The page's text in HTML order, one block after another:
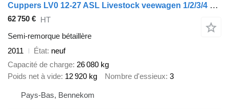
Cuppers LV0 12-27 ASL Livestock veewagen 1/2/3/4 Type2
62 750 € HT
Semi-remorque bétaillère
2011
État neuf
Capacité de charge 26 080 kg
Poids net à vide 12 920 kg Nombre d'essieux 3
Pays-Bas, Bennekom